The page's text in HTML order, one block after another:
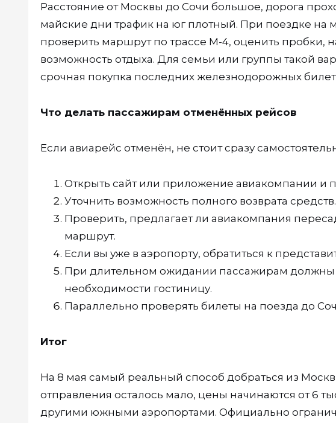
Расстояние от Москвы до Сочи большое, дорога
майские дни трафик на юг плотный. При поездке на
проверить маршрут по трассе М-4, оценить пробки,
возможность отдыха. Для семьи или группы такой
срочная покупка последних железнодорожных
Что делать пассажирам отменённых рейсов
Если авиарейс отменён, не стоит сразу
Открыть сайт или приложение авиакомпании и
Уточнить возможность полного возврата средств.
Проверить, предлагает ли авиакомпания
маршрут.
Если вы уже в аэропорту, обратиться к
При длительном ожидании пассажирам должны
необходимости гостиницу.
Параллельно проверять билеты на поезда до
Итог
На 8 мая самый реальный способ добраться из
отправления осталось мало, цены начинаются от 6
другими южными аэропортами. Официально